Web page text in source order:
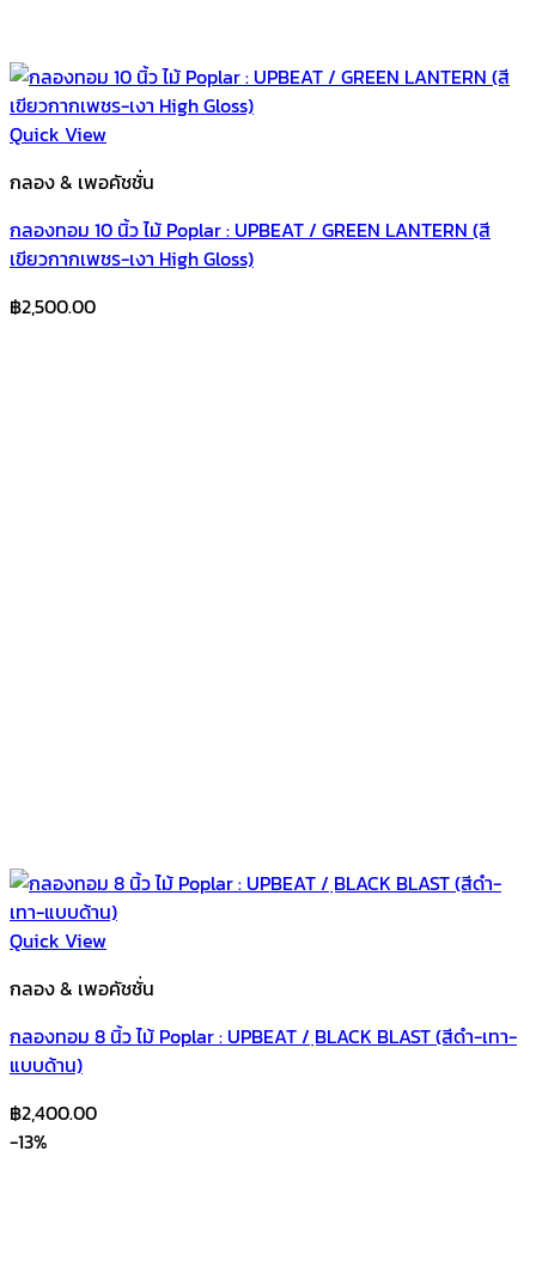
Quick View
กลอง & เพอคัชชั่น
กลองทอม 10 นิ้ว ไม้ Poplar : UPBEAT / GREEN LANTERN (สี
เขียวกากเพชร-เงา High Gloss)
฿2,500.00
Quick View
กลอง & เพอคัชชั่น
กลองทอม 8 นิ้ว ไม้ Poplar : UPBEAT / ฺBLACK BLAST (สีดำ-เทา-
แบบด้าน)
฿2,400.00
-13%